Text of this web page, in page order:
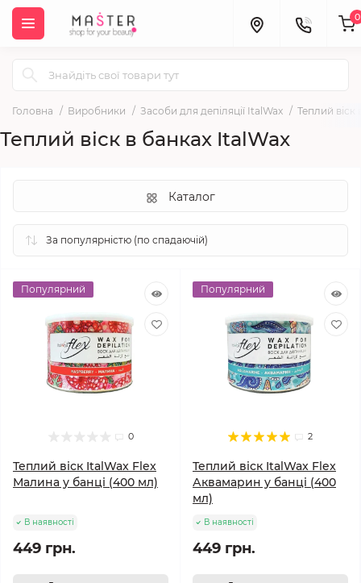
0
Головна Виробники Засоби для депіляції ItalWax Теплий віск
Теплий віск в банках ItalWax
Каталог
Популярний
0
Теплий віск ItalWax Flex
Малина у банці (400 мл)
В наявності
449 грн.
Популярний
2
Теплий віск ItalWax Flex
Аквамарин у банці (400
мл)
В наявності
449 грн.